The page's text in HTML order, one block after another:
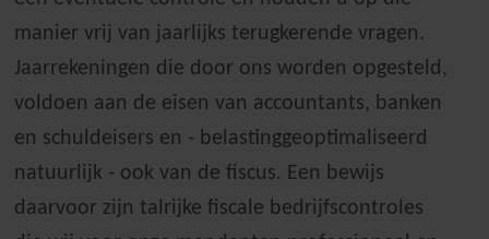
manier vrij van jaarlijks terugkerende vragen.
Jaarrekeningen die door ons worden opgesteld,
voldoen aan de eisen van accountants, banken
en schuldeisers en - belastinggeoptimaliseerd
natuurlijk - ook van de fiscus. Een bewijs
daarvoor zijn talrijke fiscale bedrijfscontroles